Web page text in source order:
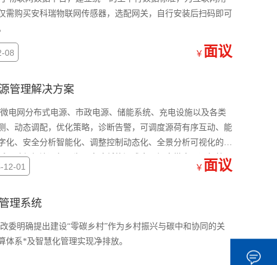
购买安科瑞物联网传感器，选配网关，自行安装后扫码即可
08 ￥ 面议
管理解决方案
电网分布式电源、市政电源、储能系统、充电设施以及各类
、动态调配，优化策略，诊断告警，可调度源荷有序互动、能
化、安全分析智能化、调整控制动态化、全景分析可视化的需
互动与经济运行，为用户降低能源成本，提高微电网运行效
12-01 ￥ 面议
理系统
委明确提出建设“零碳乡村”作为乡村振兴与碳中和协同的关
系*及智慧化管理实现净排放。